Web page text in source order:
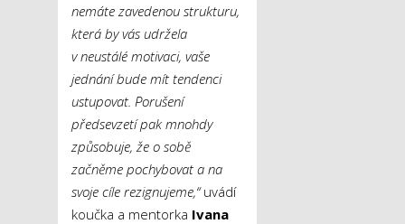
nemáte zavedenou strukturu,
která by vás udržela
v neustálé motivaci, vaše
jednání bude mít tendenci
ustupovat. Porušení
předsevzetí pak mnohdy
způsobuje, že o sobě
začněme pochybovat a na
svoje cíle rezignujeme,“uvádí
koučka a mentorka Ivana